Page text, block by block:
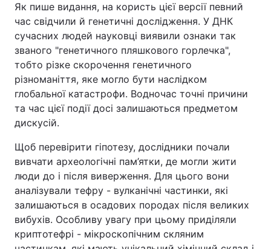
Як пише видання, на користь цієї версії певний
час свідчили й генетичні дослідження. У ДНК
сучасних людей науковці виявили ознаки так
званого "генетичного пляшкового горлечка",
тобто різке скорочення генетичного
різноманіття, яке могло бути наслідком
глобальної катастрофи. Водночас точні причини
та час цієї події досі залишаються предметом
дискусій.
Щоб перевірити гіпотезу, дослідники почали
вивчати археологічні пам’ятки, де могли жити
люди до і після виверження. Для цього вони
аналізували тефру - вулканічні частинки, які
залишаються в осадових породах після великих
вибухів. Особливу увагу при цьому приділяли
криптотефрі - мікроскопічним скляним